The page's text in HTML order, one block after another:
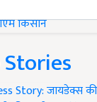
किसान